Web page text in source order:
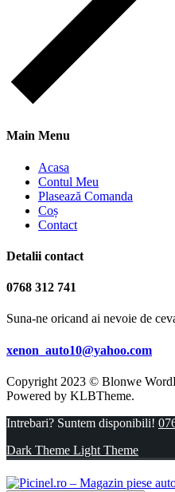
Main Menu
Acasa
Contul Meu
Plasează Comanda
Coș
Contact
Detalii contact
0768 312 741
Suna-ne oricand ai nevoie de
xenon_auto10@yahoo.com
Copyright 2023 © Blonwe
Powered by KLBTheme.
Intrebari? Suntem disponibili!
Dark Theme Light Theme